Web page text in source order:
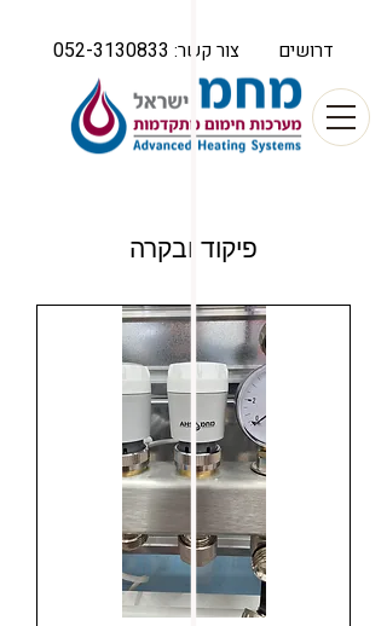
דרושים צור קשר: 052-3130833
פיקוד ובקרה